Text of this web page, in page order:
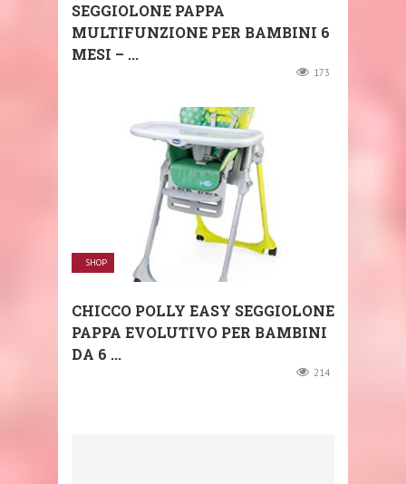
SEGGIOLONE PAPPA
MULTIFUNZIONE PER BAMBINI 6
MESI – ...
173
SHOP
CHICCO POLLY EASY SEGGIOLONE
PAPPA EVOLUTIVO PER BAMBINI
DA 6 ...
214